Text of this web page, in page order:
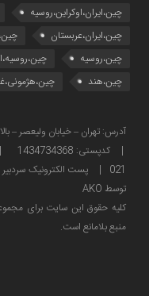
چین،ایران،اوکراین،روسیه
چین،ایران،عربستان
چین،روسیه
چین،هند
021 | پست الکترونیک سردبیر ایراس : sardabir@iras.ir |
توسط AKO
كليه حقوق این سایت برای
منبع بلامانع است.